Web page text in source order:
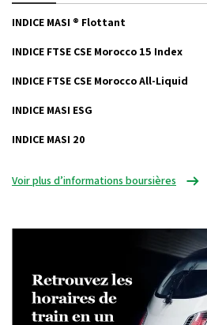
INDICE MASI ® Flottant
INDICE FTSE CSE Morocco 15 Index
INDICE FTSE CSE Morocco All-Liquid
INDICE MASI ESG
INDICE MASI 20
Voir plus d’informations boursières